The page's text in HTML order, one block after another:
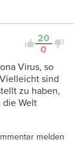
20
0
Virus, so
sind
zu haben,
die Welt
melden